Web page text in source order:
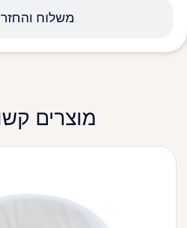
משלוח
מוצרים